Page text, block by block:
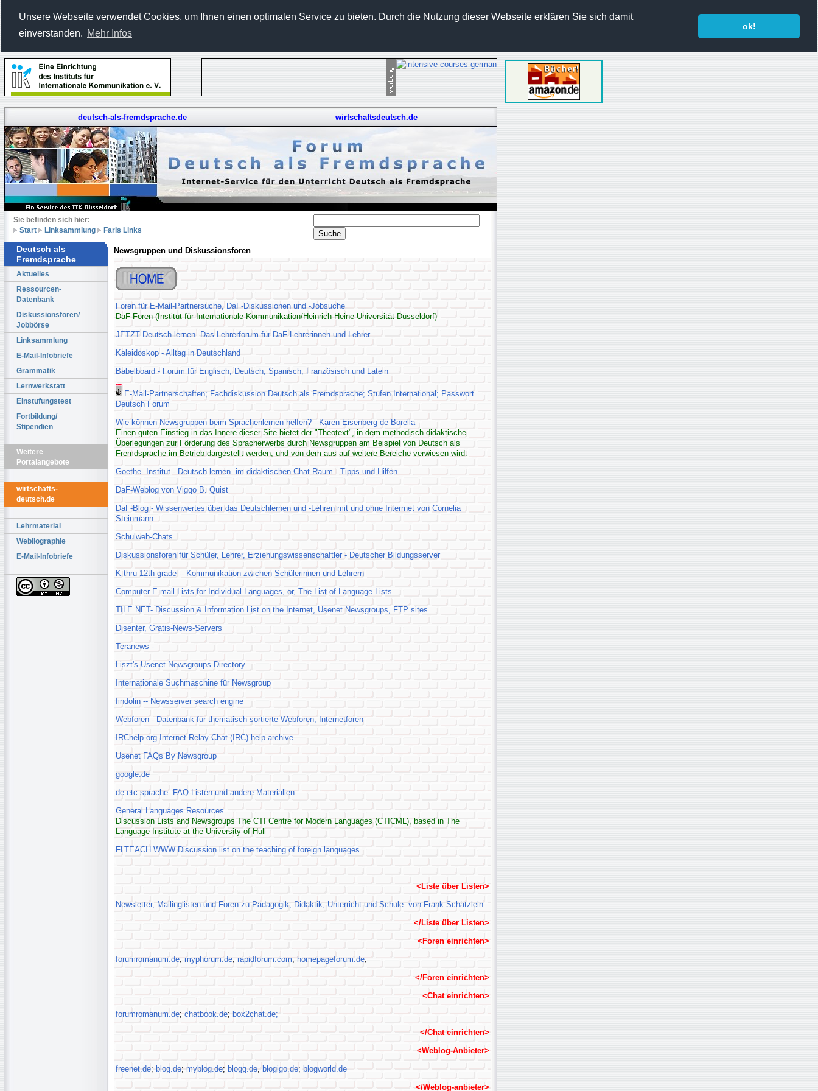
Unsere Webseite verwendet Cookies, um Ihnen einen optimalen Service zu bieten. Durch die Nutzung dieser Webseite erklären Sie sich damit
einverstanden. Mehr Infos
ok!
deutsch-als-fremdsprache.de wirtschaftsdeutsch.de
Sie befinden sich hier:
Start
Linksammlung Faris Links
Deutsch als
Fremdsprache
Aktuelles
Ressourcen-
Datenbank
Diskussionsforen/
Jobbörse
Linksammlung
E-Mail-Infobriefe
Grammatik
Lernwerkstatt
Einstufungstest
Fortbildung/
Stipendien
Weitere
Portalangebote
wirtschafts-
deutsch.de
Lehrmaterial
Webliographie
E-Mail-Infobriefe
Newsgruppen und Diskussionsforen
Foren für E-Mail-Partnersuche, DaF-Diskussionen und -Jobsuche
DaF-Foren (Institut für Internationale Kommunikation/Heinrich-Heine-Universität Düsseldorf)
JETZT Deutsch lernen Das Lehrerforum für DaF-Lehrerinnen und Lehrer
Kaleidoskop - Alltag in Deutschland
Babelboard - Forum für Englisch, Deutsch, Spanisch, Französisch und Latein
E-Mail-Partnerschaften; Fachdiskussion Deutsch als Fremdsprache; Stufen International; Passwort
Deutsch Forum
Wie können Newsgruppen beim Sprachenlernen helfen? --Karen Eisenberg de Borella
Einen guten Einstieg in das Innere dieser Site bietet der "Theotext", in dem methodisch-didaktische
Überlegungen zur Förderung des Spracherwerbs durch Newsgruppen am Beispiel von Deutsch als
Fremdsprache im Betrieb dargestellt werden, und von dem aus auf weitere Bereiche verwiesen wird.
Goethe- Institut - Deutsch lernen im didaktischen Chat Raum - Tipps und Hilfen
DaF-Weblog von Viggo B. Quist
DaF-Blog - Wissenwertes über das Deutschlernen und -Lehren mit und ohne Interrnet von Cornelia
Steinmann
Schulweb-Chats
Diskussionsforen für Schüler, Lehrer, Erziehungswissenschaftler - Deutscher Bildungsserver
K thru 12th grade -- Kommunikation zwichen Schülerinnen und Lehrern
Computer E-mail Lists for Individual Languages, or, The List of Language Lists
TILE.NET- Discussion & Information List on the Internet, Usenet Newsgroups, FTP sites
Disenter, Gratis-News-Servers
Teranews -
Liszt's Usenet Newsgroups Directory
Internationale Suchmaschine für Newsgroup
findolin -- Newsserver search engine
Webforen - Datenbank für thematisch sortierte Webforen, Internetforen
IRChelp.org Internet Relay Chat (IRC) help archive
Usenet FAQs By Newsgroup
google.de
de.etc.sprache: FAQ-Listen und andere Materialien
General Languages Resources
Discussion Lists and Newsgroups The CTI Centre for Modern Languages (CTICML), based in The
Language Institute at the University of Hull
FLTEACH WWW Discussion list on the teaching of foreign languages
<Liste über Listen>
Newsletter, Mailinglisten und Foren zu Pädagogik, Didaktik, Unterricht und Schule von Frank Schätzlein
</Liste über Listen>
<Foren einrichten>
forumromanum.de; myphorum.de; rapidforum.com; homepageforum.de;
</Foren einrichten>
<Chat einrichten>
forumromanum.de; chatbook.de; box2chat.de;
</Chat einrichten>
<Weblog-Anbieter>
freenet.de; blog.de; myblog.de; blogg.de blogigo.de; blogworld.de
</Weblog-anbieter>